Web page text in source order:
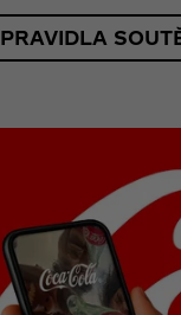
PRAVIDLA